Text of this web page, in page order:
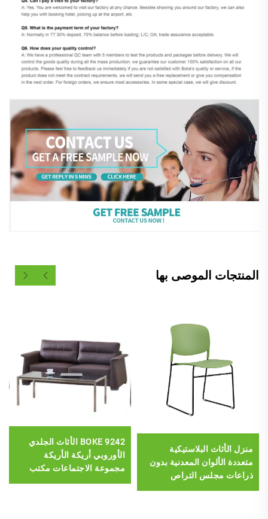
المنتجات الموصى بها
منزل الأثاث البلاستيكية
متعددة الألوان المعدنية بدون
ذراعات مجلس التراص
BOKE 9242 الأثاث الجلدي
الأوروبي أريكة الأريكة
مجموعة الاجتماعات مكتب